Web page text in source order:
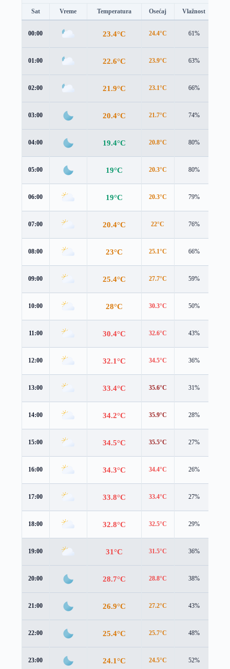
Sat Vreme Temperatura Osećaj Vlažnost
00:00 23.4°C 24.4°C 61%
01:00 22.6°C 23.9°C 63%
02:00 21.9°C 23.1°C 66%
03:00 20.4°C 21.7°C 74%
04:00 19.4°C 20.8°C 80%
05:00 19°C 20.3°C 80%
06:00 19°C 20.3°C 79%
07:00 20.4°C 22°C 76%
08:00 23°C 25.1°C 66%
09:00 25.4°C 27.7°C 59%
10:00 28°C 30.3°C 50%
11:00 30.4°C 32.6°C 43%
12:00 32.1°C 34.5°C 36%
13:00 33.4°C 35.6°C 31%
14:00 34.2°C 35.9°C 28%
15:00 34.5°C 35.5°C 27%
16:00 34.3°C 34.4°C 26%
17:00 33.8°C 33.4°C 27%
18:00 32.8°C 32.5°C 29%
19:00 31°C 31.5°C 36%
20:00 28.7°C 28.8°C 38%
21:00 26.9°C 27.2°C 43%
22:00 25.4°C 25.7°C 48%
23:00 24.1°C 24.5°C 52%